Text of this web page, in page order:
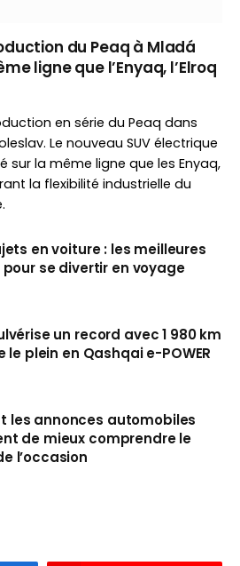
du Peaq à Mladá
ligne que l’Enyaq, l’Elroq
en série du Peaq dans
Le nouveau SUV électrique
sur la même ligne que les Enyaq,
la flexibilité industrielle du
en voiture : les meilleures
se divertir en voyage
un record avec 1 980 km
le plein en Qashqai e-POWER
les annonces automobiles
de mieux comprendre le
l’occasion